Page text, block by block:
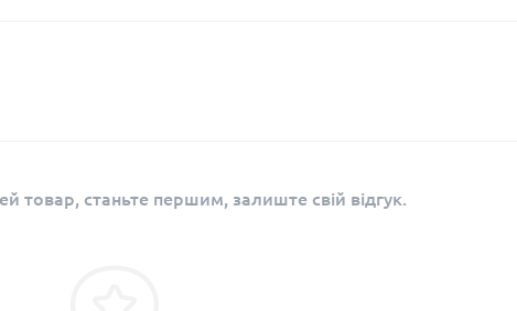
товар, станьте першим, залиште свій відгук.